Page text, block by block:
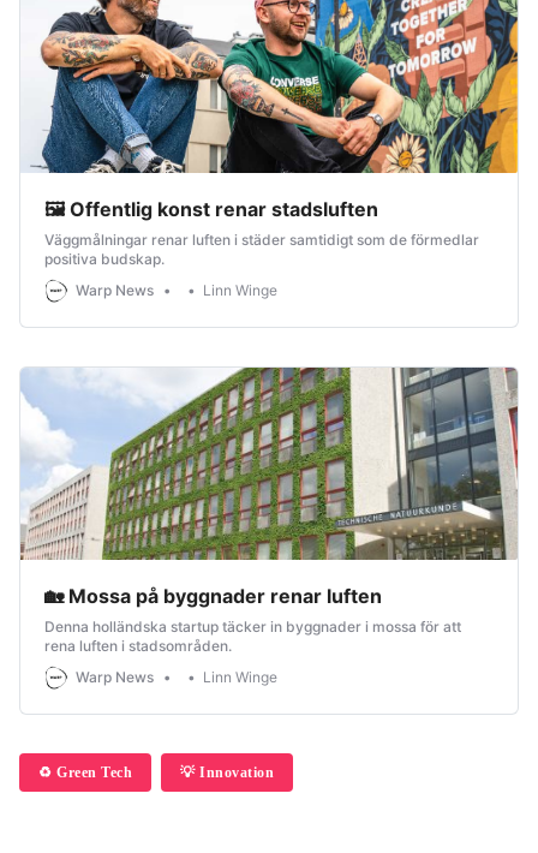
🖼 Offentlig konst renar stadsluften
Väggmålningar renar luften i städer samtidigt som de förmedlar
positiva budskap.
Warp News
Linn Winge
🏡 Mossa på byggnader renar luften
Denna holländska startup täcker in byggnader i mossa för att
rena luften i stadsområden.
Warp News
Linn Winge
♻️ Green Tech 💡 Innovation